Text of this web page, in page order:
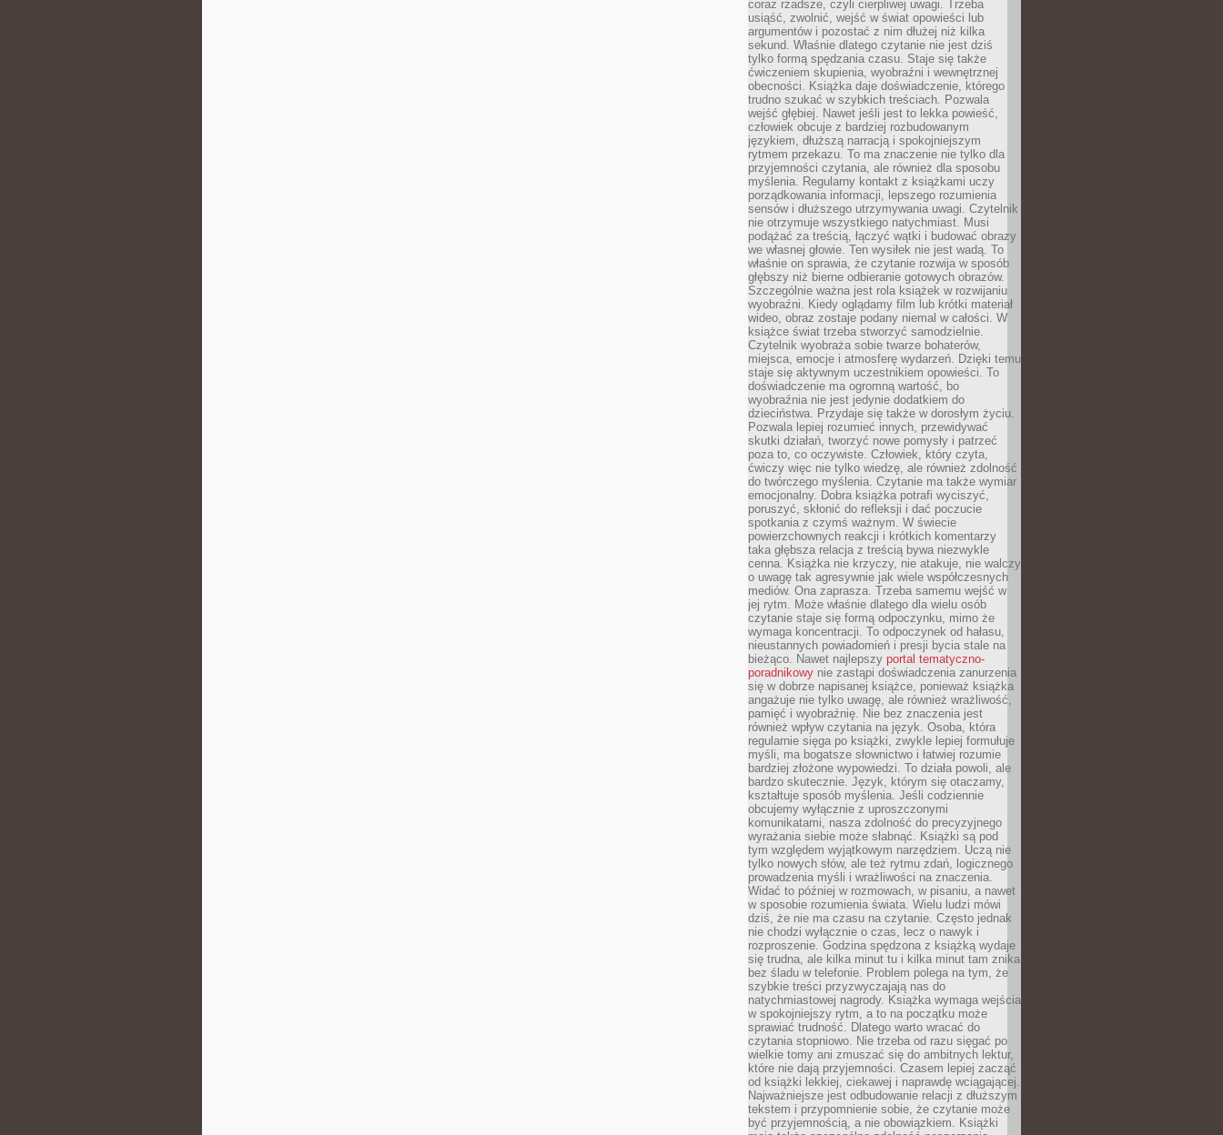
coraz rzadsze, czyli cierpliwej uwagi. Trzeba
usiąść, zwolnić, wejść w świat opowieści lub
argumentów i pozostać z nim dłużej niż kilka
sekund. Właśnie dlatego czytanie nie jest dziś
tylko formą spędzania czasu. Staje się także
ćwiczeniem skupienia, wyobraźni i wewnętrznej
obecności. Książka daje doświadczenie, którego
trudno szukać w szybkich treściach. Pozwala
wejść głębiej. Nawet jeśli jest to lekka powieść,
człowiek obcuje z bardziej rozbudowanym
językiem, dłuższą narracją i spokojniejszym
rytmem przekazu. To ma znaczenie nie tylko dla
przyjemności czytania, ale również dla sposobu
myślenia. Regularny kontakt z książkami uczy
porządkowania informacji, lepszego rozumienia
sensów i dłuższego utrzymywania uwagi. Czytelnik
nie otrzymuje wszystkiego natychmiast. Musi
podążać za treścią, łączyć wątki i budować obrazy
we własnej głowie. Ten wysiłek nie jest wadą. To
właśnie on sprawia, że czytanie rozwija w sposób
głębszy niż bierne odbieranie gotowych obrazów.
Szczególnie ważna jest rola książek w rozwijaniu
wyobraźni. Kiedy oglądamy film lub krótki materiał
wideo, obraz zostaje podany niemal w całości. W
książce świat trzeba stworzyć samodzielnie.
Czytelnik wyobraża sobie twarze bohaterów,
miejsca, emocje i atmosferę wydarzeń. Dzięki temu
staje się aktywnym uczestnikiem opowieści. To
doświadczenie ma ogromną wartość, bo
wyobraźnia nie jest jedynie dodatkiem do
dzieciństwa. Przydaje się także w dorosłym życiu.
Pozwala lepiej rozumieć innych, przewidywać
skutki działań, tworzyć nowe pomysły i patrzeć
poza to, co oczywiste. Człowiek, który czyta,
ćwiczy więc nie tylko wiedzę, ale również zdolność
do twórczego myślenia. Czytanie ma także wymiar
emocjonalny. Dobra książka potrafi wyciszyć,
poruszyć, skłonić do refleksji i dać poczucie
spotkania z czymś ważnym. W świecie
powierzchownych reakcji i krótkich komentarzy
taka głębsza relacja z treścią bywa niezwykle
cenna. Książka nie krzyczy, nie atakuje, nie walczy
o uwagę tak agresywnie jak wiele współczesnych
mediów. Ona zaprasza. Trzeba samemu wejść w
jej rytm. Może właśnie dlatego dla wielu osób
czytanie staje się formą odpoczynku, mimo że
wymaga koncentracji. To odpoczynek od hałasu,
nieustannych powiadomień i presji bycia stale na
bieżąco. Nawet najlepszy portal tematyczno-
poradnikowy nie zastąpi doświadczenia zanurzenia
się w dobrze napisanej książce, ponieważ książka
angażuje nie tylko uwagę, ale również wrażliwość,
pamięć i wyobraźnię. Nie bez znaczenia jest
również wpływ czytania na język. Osoba, która
regularnie sięga po książki, zwykle lepiej formułuje
myśli, ma bogatsze słownictwo i łatwiej rozumie
bardziej złożone wypowiedzi. To działa powoli, ale
bardzo skutecznie. Język, którym się otaczamy,
kształtuje sposób myślenia. Jeśli codziennie
obcujemy wyłącznie z uproszczonymi
komunikatami, nasza zdolność do precyzyjnego
wyrażania siebie może słabnąć. Książki są pod
tym względem wyjątkowym narzędziem. Uczą nie
tylko nowych słów, ale też rytmu zdań, logicznego
prowadzenia myśli i wrażliwości na znaczenia.
Widać to później w rozmowach, w pisaniu, a nawet
w sposobie rozumienia świata. Wielu ludzi mówi
dziś, że nie ma czasu na czytanie. Często jednak
nie chodzi wyłącznie o czas, lecz o nawyk i
rozproszenie. Godzina spędzona z książką wydaje
się trudna, ale kilka minut tu i kilka minut tam znika
bez śladu w telefonie. Problem polega na tym, że
szybkie treści przyzwyczajają nas do
natychmiastowej nagrody. Książka wymaga wejścia
w spokojniejszy rytm, a to na początku może
sprawiać trudność. Dlatego warto wracać do
czytania stopniowo. Nie trzeba od razu sięgać po
wielkie tomy ani zmuszać się do ambitnych lektur,
które nie dają przyjemności. Czasem lepiej zacząć
od książki lekkiej, ciekawej i naprawdę wciągającej.
Najważniejsze jest odbudowanie relacji z dłuższym
tekstem i przypomnienie sobie, że czytanie może
być przyjemnością, a nie obowiązkiem. Książki